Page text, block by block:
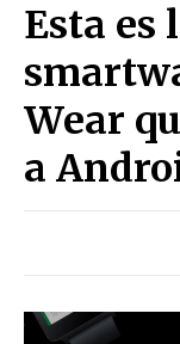
Esta es
Wear
a